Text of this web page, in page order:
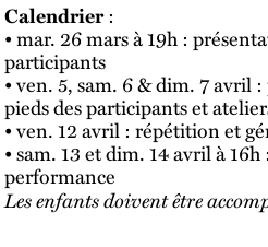
Calendrier:
• mar. 26 mars à 19h :
participants
• ven. 5, sam. 6 & dim. 7 avril
pieds des participants et
• ven. 12 avril : répétition et
• sam. 13 et dim. 14 avril à
performance
Les enfants doivent être